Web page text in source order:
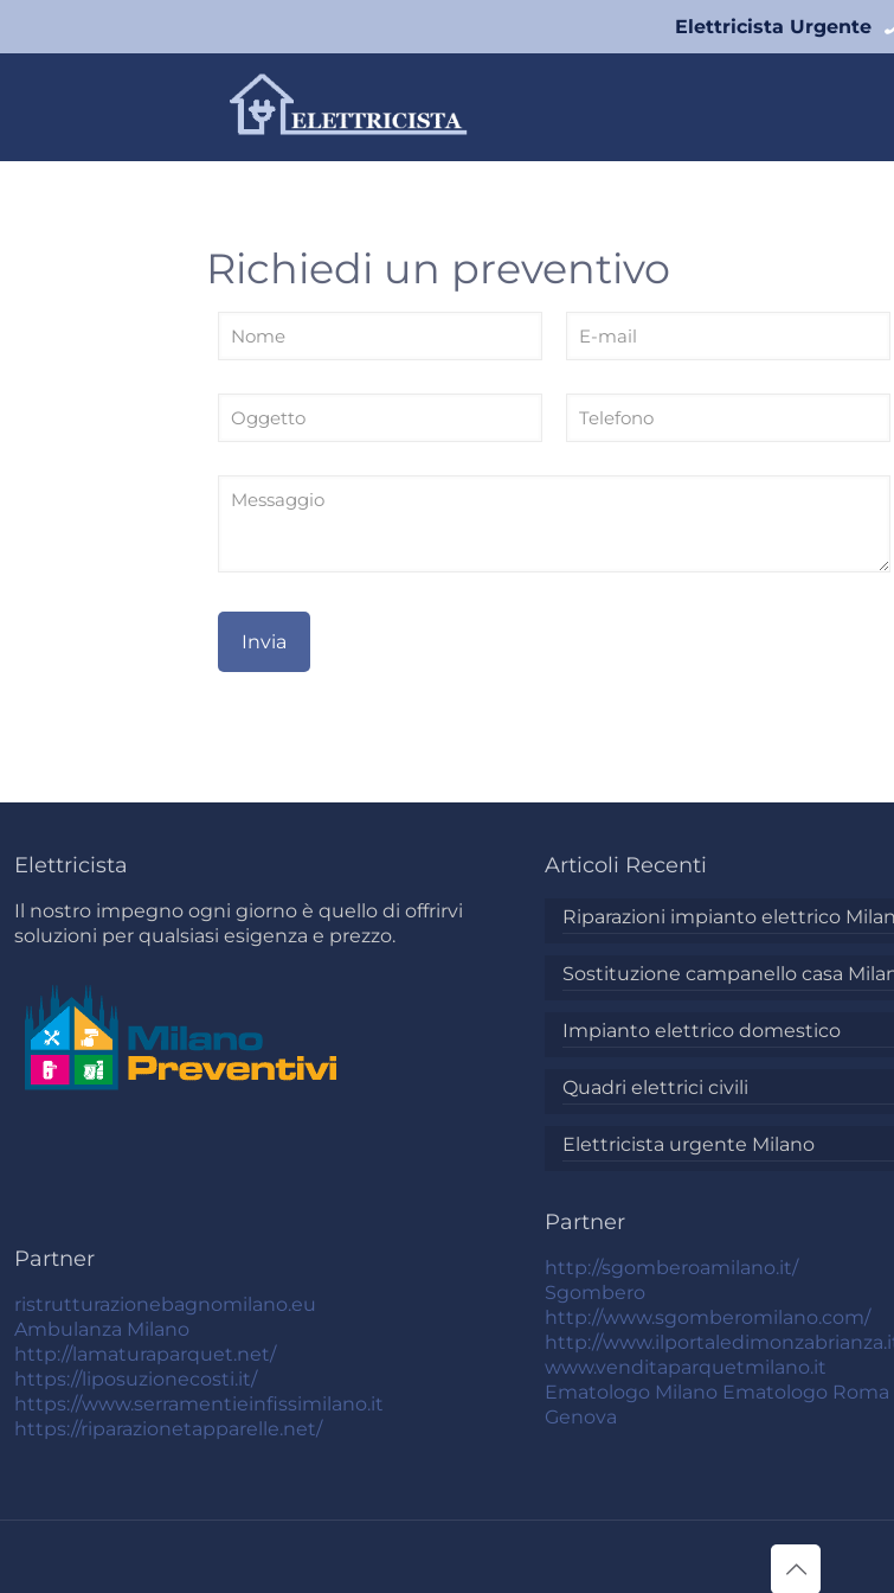
Elettricista Urgente
Richiedi un preventivo
Elettricista
Il nostro impegno ogni giorno è quello di offrirvi
soluzioni per qualsiasi esigenza e prezzo.
Partner
ristrutturazionebagnomilano.eu
Ambulanza Milano
http://lamaturaparquet.net/
https://liposuzionecosti.it/
https://www.serramentieinfissimilano.it
https://riparazionetapparelle.net/
Articoli Recenti
Riparazioni impianto elettrico
Sostituzione campanello casa
Impianto elettrico domestico
Quadri elettrici civili
Elettricista urgente Milano
Partner
http://sgomberoamilano.it/
Sgombero
http://www.sgomberomilano.com/
http://
www.venditaparquetmilano.it
Ematologo Milano Ematologo Roma
Genova